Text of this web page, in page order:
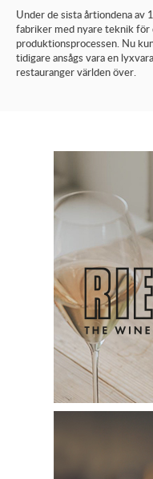
Under de sista årtiondena av
fabriker med nyare teknik för
produktionsprocessen. Nu
tidigare ansågs vara en
restauranger världen över.